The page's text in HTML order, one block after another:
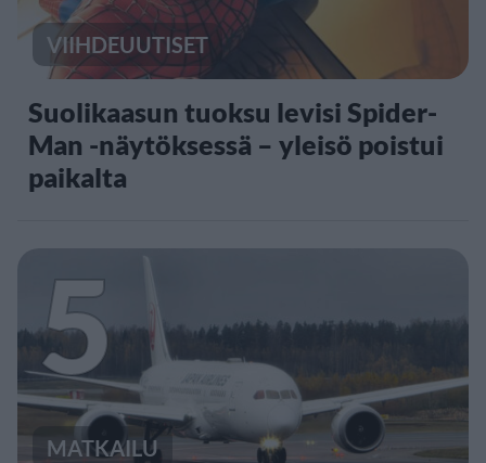
VIIHDEUUTISET
Suolikaasun tuoksu levisi Spider-
Man -näytöksessä – yleisö poistui
paikalta
5
MATKAILU